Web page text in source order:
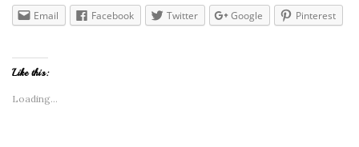
Email Facebook Twitter Google Pinterest
Like this:
Loading...